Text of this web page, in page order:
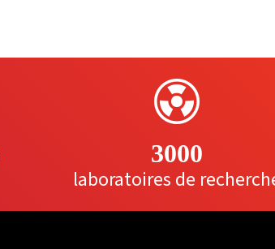
3000
laboratoires de